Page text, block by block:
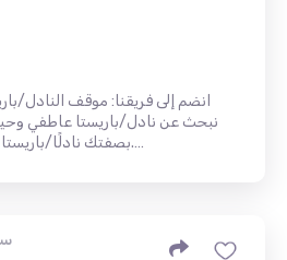
انضم إلى فريقنا: موقف النادل/
نبحث عن نادل/باريستا عاطفي
بصفتك نادلًا/باريستا ، ستكون مسؤولاً عن ص.…